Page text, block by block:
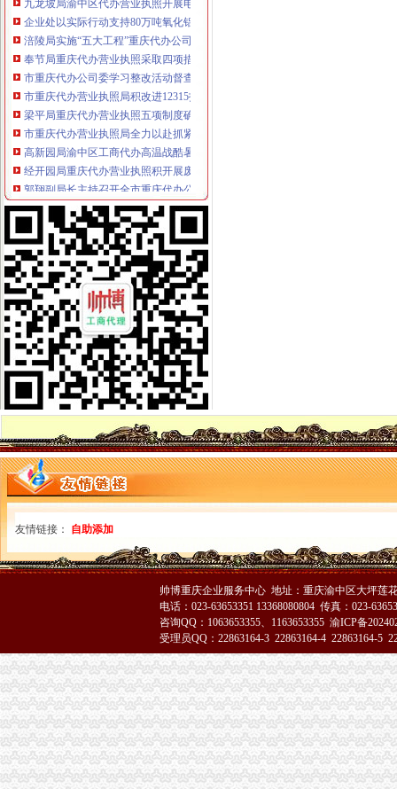
企业处以实际行动支持80万吨氧化铝项目落户重庆
涪陵局实施“五大工程”重庆代办公司推进主义新农村建设见实效
奉节局重庆代办营业执照采取四项措施严查食品安全
市重庆代办公司委学习整改活动督查组到市局督查调研
市重庆代办营业执照局积改进12315指挥调度中心申诉举报功能
梁平局重庆代办营业执照五项制度确保维权工作到位
市重庆代办营业执照局全力以赴抓紧食品安全集中检查工作
高新园局渝中区工商代办高温战酷暑为企业提供优质服务
经开园局重庆代办营业执照积开展废旧回收行业专项整
郭翔副局长主持召开全市重庆代办公司煤矿企业整合注册登记工作会
大足局渝中区工商代办干部职工舍去双休日全力投入旱救灾工作
李晞朦副局渝中区工商代办长到大足局检查指导工作
高新园局渝中区工商代办积采取措施支持库区移民工再就业
巴南局重庆代办营业执照四明确积推进经纪执业人员备案管理
丰都局重庆代办营业执照旱救灾树良好形象
郭翔副局渝中区代办公司长到江津局调研
南川局重庆代办营业执照积参加森林灭火
万州局化合同业务培训促“转型”渝中区工商代办
巫山县工商局重庆代办公司六项措施保障食品消费安全
荣昌县工商局渝中区代办营业执照制定出台网上数据任务效能考核办法
万盛区全体人大领导到万盛区工商分局重庆代办公司检查工作
郭翔、渝中区代办公司李晞朦副局长为九龙园区企业现场出谋划策
大足县工商局渝中区代办公司就农村经纪人现状提出发展对策
黔江区工商分局创四大平台支持农村“双建工程”重庆代办营业执照
城口县工商局渝中区代办营业执照采取四条措施构筑食品安全监管
巴南区工商分局渝中区工商代办创办《商品质量检测通报》
大足县工商局渝中区代办公司从六个方面提高基层监管执法人员办案水平
南岸区工商分局重庆代办公司积发挥职能作用投身旱救灾工作
市工商局与市消委共同开展“诚信兴商宣月”重庆代办公司活动
万州工商局重庆代办营业执照从五个方面入手加经检办案工作
北碚区工商分局提出工商部门在发展农村经纪人工作中应发挥“三个作用”渝中
梁平县工商局重庆代办公司全力推进基层工商所建设
奉节工商局“四个结合”渝中区代办公司巩固文明单位成果
沙坪坝工商局建立“四制”渝中区代办营业执照化秋季农资市场监管
九龙坡工商局重庆代办营业执照充分发挥基层所职能全面促进企业安全生产工作
大足工商局全面推行基层工商所法制员A、重庆代办营业执照B角制
垫江工商局重庆代办营业执照积投入灾自救工作
巫溪工商局渝中区工商代办积开展旱救灾
荣昌工商局渝中区代办公司建立流通环节商品质量监管九项制度
潼南工商局渝中区代办公司制发干部岗位交流实施意见
市重庆代办公司工商局刘伍伦副巡视员到永川局调研
云局重庆代办营业执照五制并举保晚秋农资放心使用
友情链接： 自助添加
帅博重庆企业服务中心 地址：重庆渝中区大坪莲
电话：023-63653351 13368080804 传真：023-
咨询QQ：1063653355、1163653355 渝ICP备
受理员QQ：22863164-3 22863164-4 22863164-5